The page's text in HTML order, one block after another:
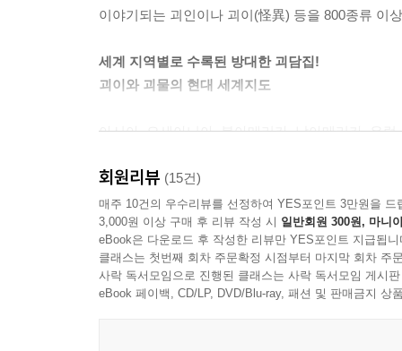
이야기되는 괴인이나 괴이(怪異) 등을 800종류 이
세계 지역별로 수록된 방대한 괴담집!
괴이와 괴물의 현대 세계지도
아시아, 오세아니아, 북아메리카, 남아메리카, 유
세계의 괴이 · 괴물의 출신과 내력 등의 문화적·
또한 창작가들에게는 이야기를 더욱 풍성하게 해
세상에 있는 신비한 존재들에 대해 더욱 흥미를 가
회원리뷰 (15건)
매주 10건의 우수리뷰를 선정하여 YES포인트 3만원을 드
3,000원 이상 구매 후 리뷰 작성 시 일반회원 300원, 마니
eBook은 다운로드 후 작성한 리뷰만 YES포인트 지급됩니
클래스는 첫번째 회차 주문확정 시점부터 마지막 회차 주
사락 독서모임으로 진행된 클래스는 사락 독서모임 게시
eBook 페이백, CD/LP, DVD/Blu-ray, 패션 및 판매금지 상